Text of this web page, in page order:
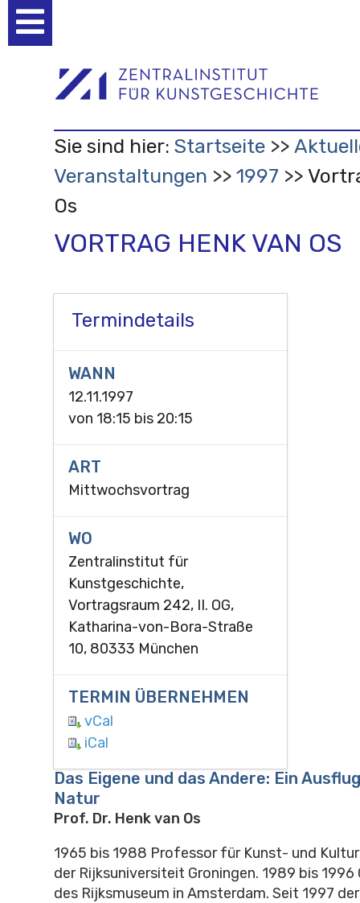
Werkzeuge
Sie sind hier: Startseite
Veranstaltungen
1997
Os
VORTRAG HENK VAN OS
Termindetails
WANN
12.11.1997
von 18:15 bis 20:15
ART
Mittwochsvortrag
WO
Zentralinstitut für
Kunstgeschichte,
Vortragsraum 242, II. OG,
Katharina-von-Bora-Straße
10, 80333 München
TERMIN ÜBERNEHMEN
vCal
iCal
Das Eigene und das Andere: Ein
Natur
Prof. Dr. Henk van Os
1965 bis 1988 Professor für Kunst- und
der Rijksuniversiteit Groningen. 1989 bis 1996
des Rijksmuseum in Amsterdam. Seit 1997